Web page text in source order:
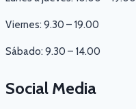
Viernes: 9.30 – 19.00
Sábado: 9.30 – 14.00
Social Media